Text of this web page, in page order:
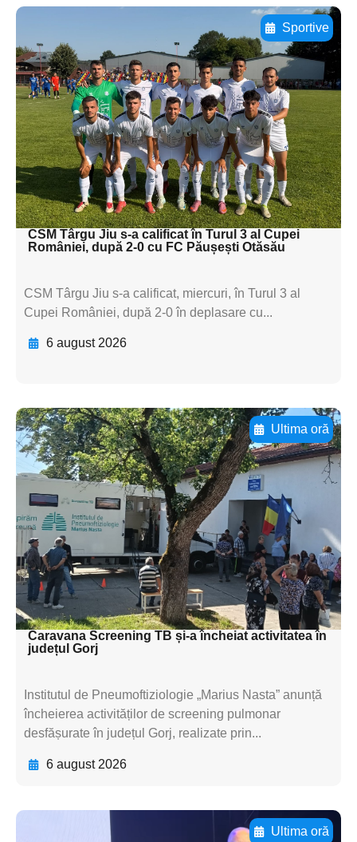
Sportive
Adaugă aici textul pentru
subtitluAdaugă aici
textul pentru
subtitluAdaugă aici
textul pentru
subtitluAdaugă aici
textul pentru subti
CSM Târgu Jiu s-a calificat în Turul 3 al Cupei
României, după 2-0 cu FC Păușești Otăsău
CSM Târgu Jiu s-a calificat, miercuri, în Turul 3 al
Cupei României, după 2-0 în deplasare cu...
6 august 2026
Ultima oră
Adaugă aici textul pentru
subtitluAdaugă aici
textul pentru
subtitluAdaugă aici
textul pentru
subtitluAdaugă aici
textul pentru subti
Caravana Screening TB și-a încheiat activitatea în
județul Gorj
Institutul de Pneumoftiziologie „Marius Nasta” anunță
încheierea activităților de screening pulmonar
desfășurate în județul Gorj, realizate prin...
6 august 2026
Ultima oră